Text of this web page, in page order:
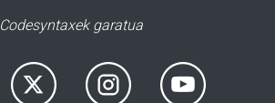
Codesyntaxek garatua